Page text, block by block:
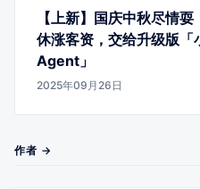
【上新】国庆中秋尽情
休涨客资，交给升级版「
Agent」
2025年09月26日
作者 →